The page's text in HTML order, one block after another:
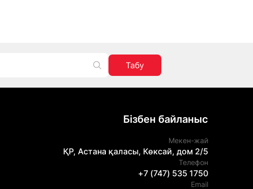
Табу
Бізбен байланыс
Мекен-жай
ҚР, Астана қаласы, Көксай, дом 2/5
Телефон
+7 (747) 535 1750
Email